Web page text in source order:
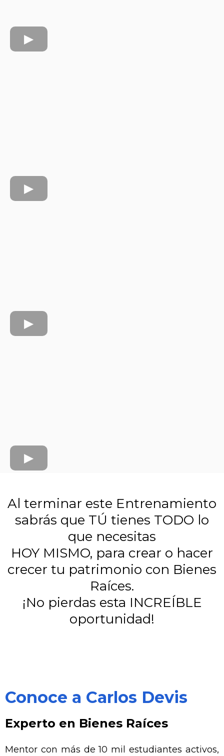
Al terminar este Entrenamiento
sabrás que TÚ tienes TODO lo
que necesitas
HOY MISMO, para crear o hacer
crecer tu patrimonio con Bienes
Raíces.
¡No pierdas esta INCREÍBLE
oportunidad!
Conoce a Carlos Devis
Experto en Bienes Raíces
Mentor con más de 10 mil estudiantes activos,